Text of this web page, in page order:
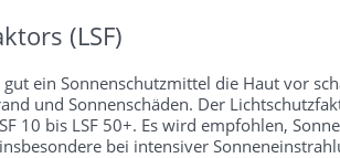
(LSF)
ein Sonnenschutzmittel die Haut vor
und Sonnenschäden. Der
10 bis LSF 50+. Es wird empfohlen,
bei intensiver